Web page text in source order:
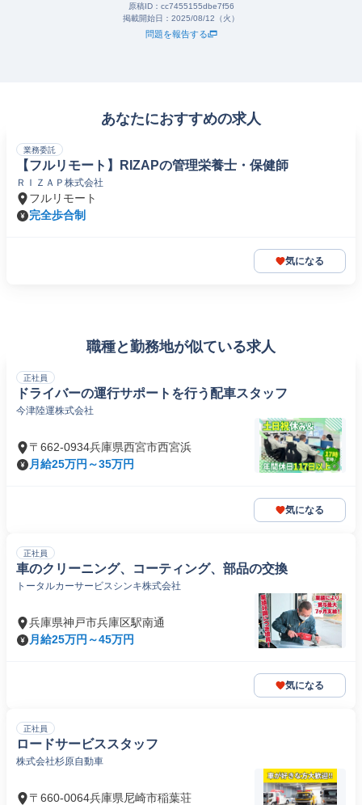
原稿ID： cc7455155dbe7f56
掲載開始日： 2025/08/12（火）
問題を報告する
あなたにおすすめの求人
業務委託
【フルリモート】RIZAPの管理栄養士・保健師
ＲＩＺＡＰ株式会社
フルリモート
完全歩合制
気になる
職種と勤務地が似ている求人
正社員
ドライバーの運行サポートを行う配車スタッフ
今津陸運株式会社
〒662-0934兵庫県西宮市西宮浜
月給25万円～35万円
気になる
正社員
車のクリーニング、コーティング、部品の交換
トータルカーサービスシンキ株式会社
兵庫県神戸市兵庫区駅南通
月給25万円～45万円
気になる
正社員
ロードサービススタッフ
株式会社杉原自動車
〒660-0064兵庫県尼崎市稲葉荘